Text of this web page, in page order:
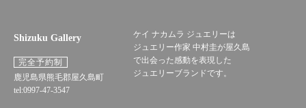
Shizuku Gallery
完全予約制
鹿児島県熊毛郡屋久島町
tel:0997-47-3547
ケイ ナカムラ ジュエリーは
ジュエリー作家 中村圭が屋久島
で出会った感動を表現した
ジュエリーブランドです。